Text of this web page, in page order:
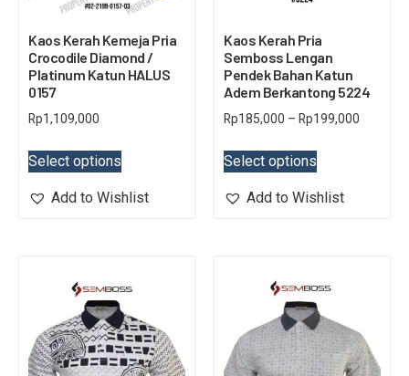
Kaos Kerah Kemeja Pria
Crocodile Diamond /
Platinum Katun HALUS
0157
Rp1,109,000
Select options
Add to Wishlist
Kaos Kerah Pria
Semboss Lengan
Pendek Bahan Katun
Adem Berkantong 5224
Rp185,000 – Rp199,000
Select options
Add to Wishlist